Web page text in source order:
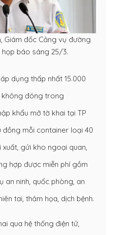
Giám đốc Cảng vụ đường
họp báo sáng 25/3.
dụng thấp nhất 15.000
đóng trong
khẩu mở tờ khai tại TP
đồng mỗi container loại 40
gửi kho ngoại quan,
hợp được miễn phí gồm
an ninh, quốc phòng, an
tai, thảm họa, dịch bệnh.
qua hệ thống điện tử,